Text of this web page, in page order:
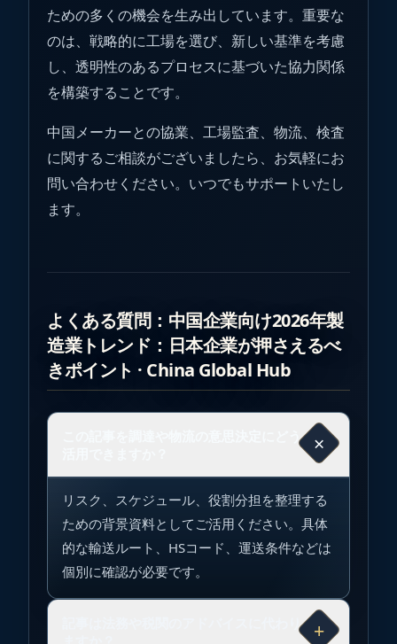
ための多くの機会を生み出しています。重要な
のは、戦略的に工場を選び、新しい基準を考慮
し、透明性のあるプロセスに基づいた協力関係
を構築することです。
中国メーカーとの協業、工場監査、物流、検査
に関するご相談がございましたら、お気軽にお
問い合わせください。いつでもサポートいたし
ます。
よくある質問：中国企業向け2026年製
造業トレンド：日本企業が押さえるべ
きポイント · China Global Hub
この記事を調達や物流の意思決定にどう
×
リスク、スケジュール、役割分担を整理する
ための背景資料としてご活用ください。具体
的な輸送ルート、HSコード、運送条件などは
個別に確認が必要です。
記事は法務や税関のアドバイスに代わり
+